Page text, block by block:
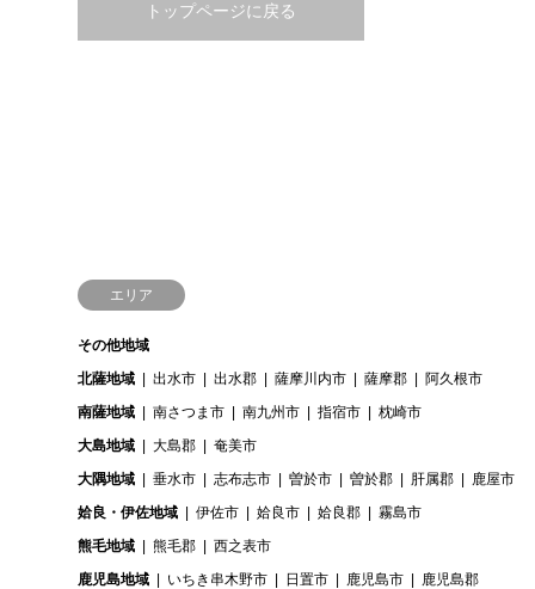
トップページに戻る
エリア
その他地域
北薩地域
出水市 出水郡 薩摩川内市 薩摩郡
阿久根市
南薩地域
南さつま市 南九州市 指宿市
枕崎市
大島地域
大島郡
奄美市
大隅地域
垂水市 志布志市 曽於市 曽於郡 肝属郡
鹿屋市
姶良・伊佐地域
伊佐市 姶良市 姶良郡
霧島市
熊毛地域
熊毛郡
西之表市
鹿児島地域
いちき串木野市 日置市 鹿児島市 鹿児島郡